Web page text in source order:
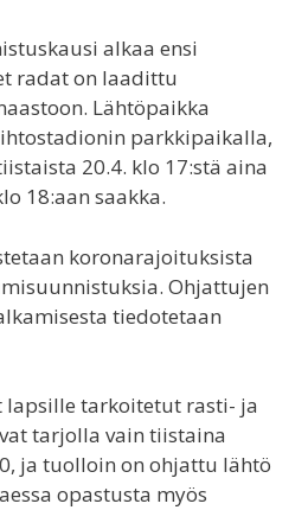
alkaa ensi
radat on laadittu
Lähtöpaikka
parkkipaikalla,
20.4. klo 17:stä aina
18:aan saakka.
koronarajoituksista
Ohjattujen
tiedotetaan
lapsille tarkoitetut rasti- ja
tarjolla vain tiistaina
ja tuolloin on ohjattu lähtö
opastusta myös